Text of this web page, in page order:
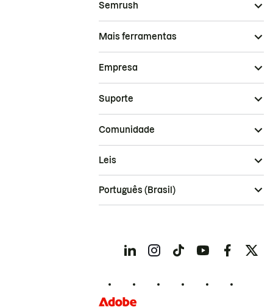
Semrush
Mais ferramentas
Empresa
Suporte
Comunidade
Leis
Português (Brasil)